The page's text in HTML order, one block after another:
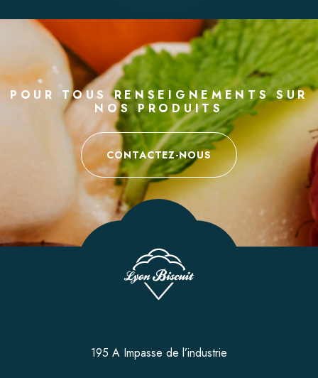
POUR TOUS RENSEIGNEMENTS SUR
NOS PRODUITS
CONTACTEZ-NOUS
195 A Impasse de l’industrie